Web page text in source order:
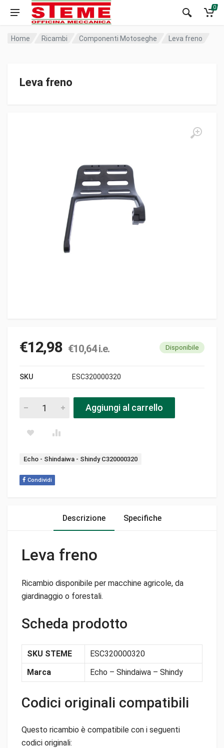
0
Home Ricambi Componenti Motoseghe Leva freno
Leva freno
€12,98 €10,64i.e. Disponibile
SKU ESC320000320
Aggiungi al carrello
Tag:
Echo - Shindaiwa - Shindy C320000320
Condividi
Descrizione Specifiche
Leva freno
Ricambio disponibile per macchine agricole, da
giardinaggio o forestali.
Scheda prodotto
SKU STEME
ESC320000320
Marca
Echo – Shindaiwa – Shindy
Codici originali compatibili
Questo ricambio è compatibile con i seguenti
codici originali: